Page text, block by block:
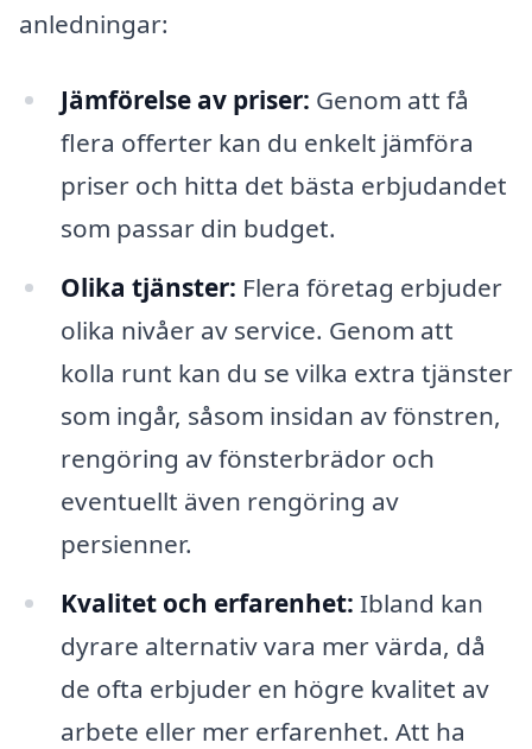
anledningar:
Jämförelse av priser: Genom att få
flera offerter kan du enkelt jämföra
priser och hitta det bästa erbjudandet
som passar din budget.
Olika tjänster: Flera företag erbjuder
olika nivåer av service. Genom att
kolla runt kan du se vilka extra tjänster
som ingår, såsom insidan av fönstren,
rengöring av fönsterbrädor och
eventuellt även rengöring av
persienner.
Kvalitet och erfarenhet: Ibland kan
dyrare alternativ vara mer värda, då
de ofta erbjuder en högre kvalitet av
arbete eller mer erfarenhet. Att ha